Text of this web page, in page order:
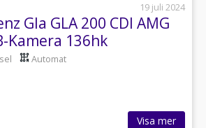
19 juli 2024
Gla GLA 200 CDI AMG
Kamera 136hk
Automat
Visa mer